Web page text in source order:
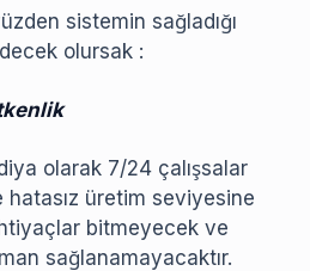
sistemin sağladığı
olursak :
olarak 7/24 çalışsalar
üretim seviyesine
bitmeyecek ve
sağlanamayacaktır.